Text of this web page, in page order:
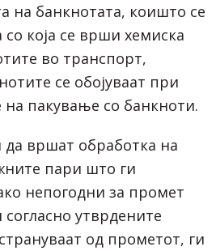
на банкнотата, коишто се
со која се врши хемиска
во транспорт,
се обојуваат при
пакување со банкноти.
да вршат обработка на
пари што ги
непогодни за промет
утврдените
од прометот, ги